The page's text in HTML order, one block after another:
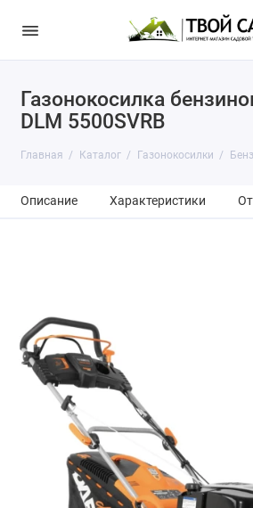
Газонокосилка
DLM 5500SVRB
Главная Каталог Газонокосилки
Описание Характеристики